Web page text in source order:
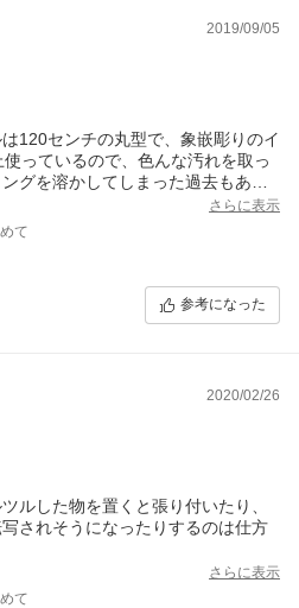
2019/09/05
120センチの丸型で、象嵌彫りのイ
っているので、色んな汚れを取っ
グを溶かしてしまった過去もあっ
事に使いたく、又何とか綺麗に使
に買ってきたシルクの刺繍の丸型9
引きその上にこれを敷きたくてオー
ブルが生き返ったね！と喜ばれた
ております。☆４つなのは、他の方
センチ位大きいです。せめて1セ
さらに表示
て
参考になった
2020/02/26
ルした物を置くと張り付いたり、
されそうになったりするのは仕方
に傷がつく事もなく、また重量が
る事もなく、大変満足していま
さらに表示
て